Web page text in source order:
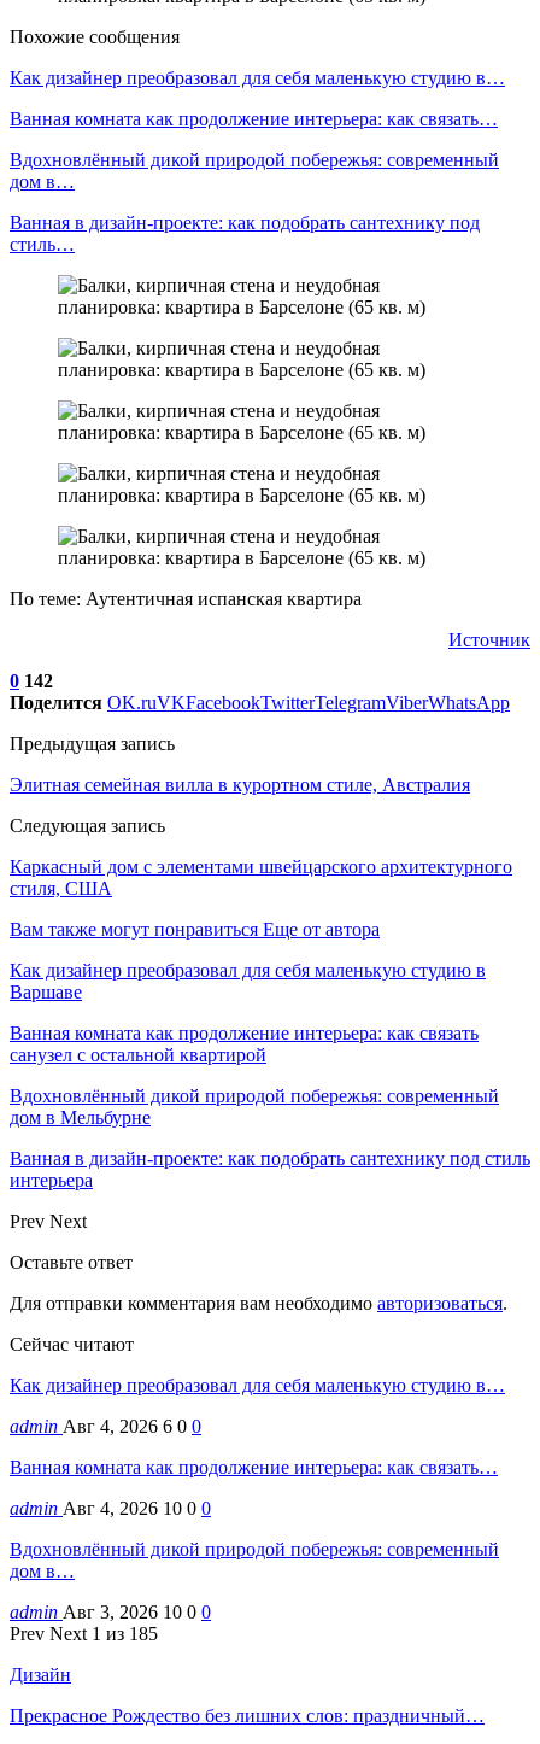
Похожие сообщения
Как дизайнер преобразовал для себя маленькую студию в…
Ванная комната как продолжение интерьера: как связать…
Вдохновлённый дикой природой побережья: современный
дом в…
Ванная в дизайн-проекте: как подобрать сантехнику под
стиль…
По теме: Аутентичная испанская квартира
Источник
0 142
Поделится OK.ruVKFacebookTwitterTelegramViberWhatsApp
Предыдущая запись
Элитная семейная вилла в курортном стиле, Австралия
Следующая запись
Каркасный дом с элементами швейцарского архитектурного
стиля, США
Вам также могут понравиться Еще от автора
Как дизайнер преобразовал для себя маленькую студию в
Варшаве
Ванная комната как продолжение интерьера: как связать
санузел с остальной квартирой
Вдохновлённый дикой природой побережья: современный
дом в Мельбурне
Ванная в дизайн-проекте: как подобрать сантехнику под стиль
интерьера
Prev Next
Оставьте ответ
Для отправки комментария вам необходимо авторизоваться.
Сейчас читают
Как дизайнер преобразовал для себя маленькую студию в…
admin Авг 4, 2026 6 0 0
Ванная комната как продолжение интерьера: как связать…
admin Авг 4, 2026 10 0 0
Вдохновлённый дикой природой побережья: современный
дом в…
admin Авг 3, 2026 10 0 0
Prev Next 1 из 185
Дизайн
Прекрасное Рождество без лишних слов: праздничный…